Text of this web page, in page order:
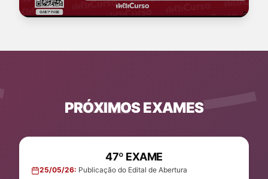
PRÓXIMOS EXAMES
47º EXAME
25/05/26: Publicação do Edital de Abertura